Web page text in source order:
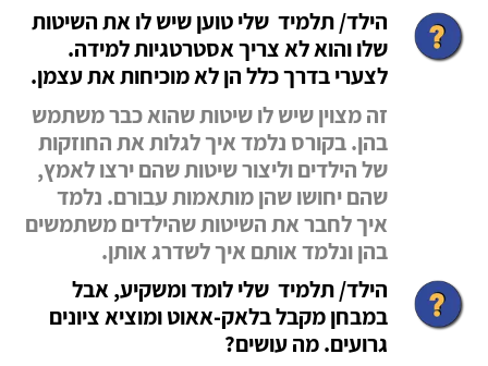
הילד/ תלמיד שלי טוען שיש לו את השיטות
שלו והוא לא צריך אסטרטגיות למידה.
לצערי בדרך כללהן לא מוכיחות את עצמן.
זה מצוין שיש לו שיטות שהוא כבר משתמש
בהן. בקורס נלמד איך לגלות את החוזקות
של הילדים וליצור שיטות שהם ירצו לאמץ,
שהם יחושו שהן מותאמות עבורם. נלמד
איך לחבר את השיטות שהילדים משתמשים
בהן ונלמד אותם איך לשדרג אותן.
הילד/ תלמיד שלי לומד ומשקיע, אבל
במבחן מקבל בלאק-אאוט ומוציא ציונים
גרועים. מה עושים?